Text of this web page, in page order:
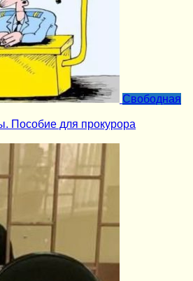
Cвободная
Пособие для прокурора